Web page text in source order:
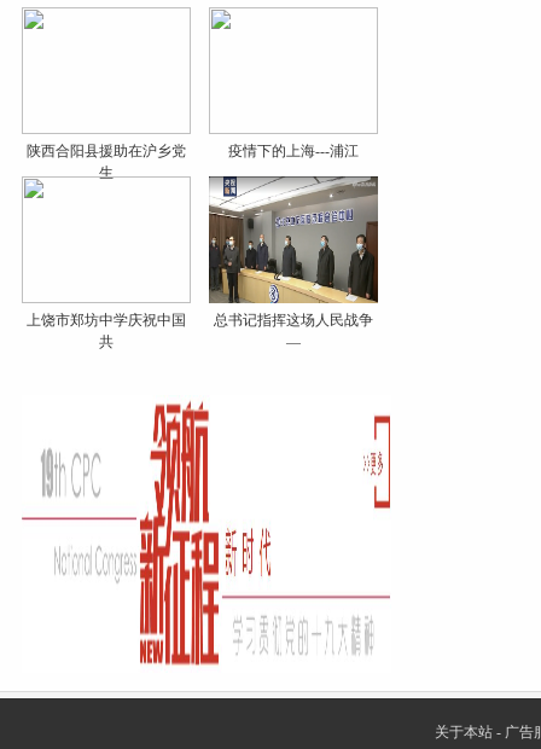
陕西合阳县援助在沪乡党
生
疫情下的上海---浦江
上饶市郑坊中学庆祝中国
共
总书记指挥这场人民战争
—
关于本站 - 广告